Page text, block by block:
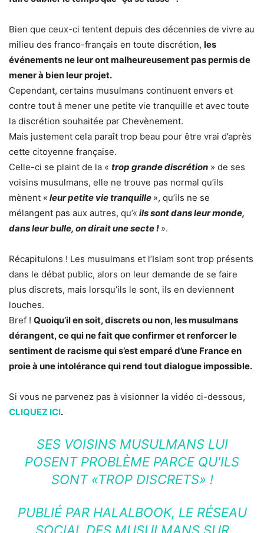
Bien que ceux-ci tentent depuis des décennies de vivre au
milieu des franco-français en toute discrétion, les
événements ne leur ont malheureusement pas permis de
mener à bien leur projet.
Cependant, certains musulmans continuent envers et
contre tout à mener une petite vie tranquille et avec toute
la discrétion souhaitée par Chevènement.
Mais justement cela paraît trop beau pour être vrai d’après
cette citoyenne française.
Celle-ci se plaint de la « trop grande discrétion » de ses
voisins musulmans, elle ne trouve pas normal qu’ils
mènent « leur petite vie tranquille », qu’ils ne se
mélangent pas aux autres, qu’« ils sont dans leur monde,
dans leur bulle, on dirait une secte ! ».
Récapitulons ! Les musulmans et l’Islam sont trop présents
dans le débat public, alors on leur demande de se faire
plus discrets, mais lorsqu’ils le sont, ils en deviennent
louches.
Bref ! Quoiqu’il en soit, discrets ou non, les musulmans
dérangent, ce qui ne fait que confirmer et renforcer le
sentiment de racisme qui s’est emparé d’une France en
proie à une intolérance qui rend tout dialogue impossible.
Si vous ne parvenez pas à visionner la vidéo ci-dessous,
CLIQUEZ ICI.
SES VOISINS MUSULMANS LUI
POSENT PROBLÈME PARCE QU'ILS
SONT «TROP DISCRETS» !
PUBLIÉ PAR HALALBOOK, LE RÉSEAU
SOCIAL DES MUSULMANSSUR